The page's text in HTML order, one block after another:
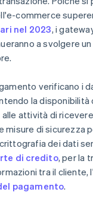
globali e
commerce
nel 2023, i
a svolgere
verificano i
la disponibilità
attività di
misure di sicurezza
dei dati
di credito, per la
tra il cliente,
pagamento.